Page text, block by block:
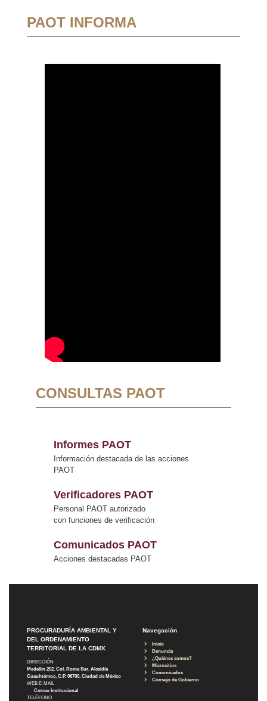
PAOT INFORMA
CONSULTAS PAOT
Informes PAOT
Información destacada de las acciones
PAOT
Verificadores PAOT
Personal PAOT autorizado
con funciones de verificación
Comunicados PAOT
Acciones destacadas PAOT
PROCURADURÍA AMBIENTAL Y
DEL ORDENAMIENTO
TERRITORIAL DE LA CDMX
DIRECCIÓN
Medellín 202, Col. Roma Sur, Alcaldía
Cuauhtémoc, C.P. 06700, Ciudad de México
WEB E-MAIL
Correo Institucional
TELÉFONO
Navegación
Inicio
Denuncia
¿Quiénes somos?
Micrositios
Comunicados
Consejo de Gobierno